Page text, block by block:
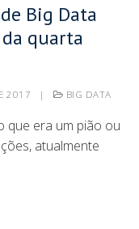
Big Data
quarta
2017 | BIG DATA
que era um pião ou
atualmente